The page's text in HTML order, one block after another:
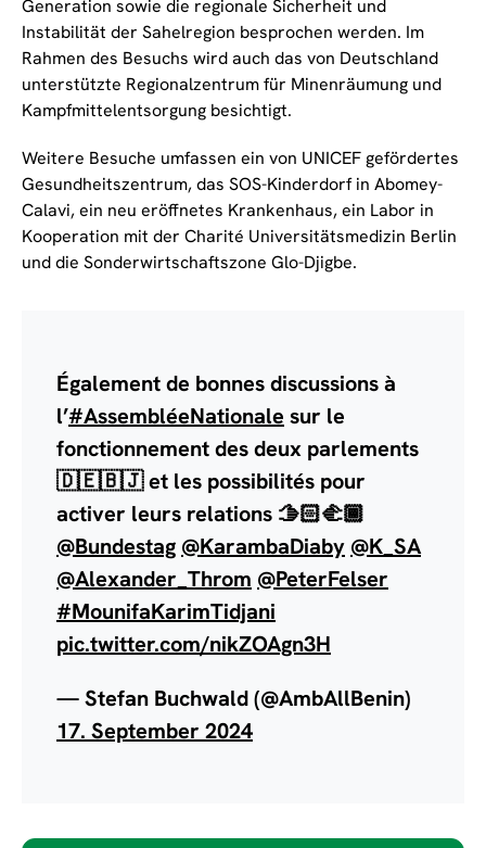
Generation sowie die regionale Sicherheit und
Instabilität der Sahelregion besprochen werden. Im
Rahmen des Besuchs wird auch das von Deutschland
unterstützte Regionalzentrum für Minenräumung und
Kampfmittelentsorgung besichtigt.
Weitere Besuche umfassen ein von UNICEF gefördertes
Gesundheitszentrum, das SOS-Kinderdorf in Abomey-
Calavi, ein neu eröffnetes Krankenhaus, ein Labor in
Kooperation mit der Charité Universitätsmedizin Berlin
und die Sonderwirtschaftszone Glo-Djigbe.
Également de bonnes discussions à
l’#AssembléeNationale sur le
fonctionnement des deux parlements
🇩🇪🇧🇯 et les possibilités pour
activer leurs relations 🫱🏻‍🫲🏾
@Bundestag @KarambaDiaby @K_SA
@Alexander_Throm @PeterFelser
#MounifaKarimTidjani
pic.twitter.com/nikZOAgn3H
— Stefan Buchwald (@AmbAllBenin)
17. September 2024